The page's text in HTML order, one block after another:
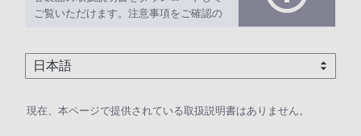
ご覧いただけます。注意事項をご確認の
現在、本ページで提供されている取扱説明書はありません。